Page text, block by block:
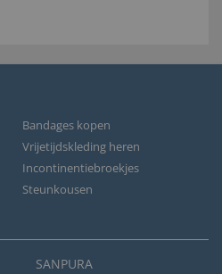
Bandages kopen
Vrijetijdskleding heren
Incontinentiebroekjes
Steunkousen
SANPURA